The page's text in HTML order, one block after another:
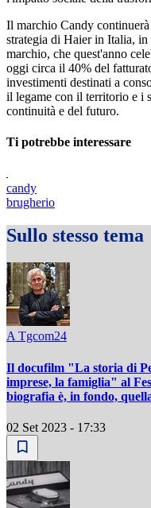
Il marchio Candy
strategia di Haier in Italia,
marchio, che quest'anno
oggi circa il 40% del
investimenti destinati a
il legame con il territorio e i
continuità e del futuro.
Ti potrebbe interessare
candy
brugherio
Sullo stesso tema
A Tgcom24
Il docufilm "La storia di
imprese, la famiglia" al
biografia è, in fondo,
02 Set 2023 - 17:33